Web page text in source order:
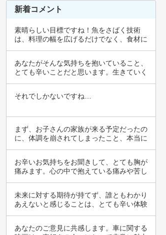
新着コメント
素晴らしい目標ですね！魚をさばく技術
は、料理の幅を広げるだけでなく、食材に
あなたがそんな気持ちを抱いていること、
とても辛いことだと思います。生きていく
それでしかないですね…
まず、お子さんの家族が来る予定だったの
に、体調を崩されてしまったこと、本当に
お辛いお気持ちをお聞きして、とても胸が
痛みます。心の中で抱えている痛みや苦し
未来に対する期待が持てず、誰ともわかり
あえないと感じることは、とても辛い体験
あなたのご意見に共感します。車に関する